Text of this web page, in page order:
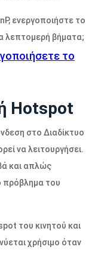
ενεργοποιήστε το
λεπτομερή βήματα;
το
Hotspot
στο Διαδίκτυο
να λειτουργήσει.
και απλώς
πρόβλημα του
του κινητού και
χρήσιμο όταν